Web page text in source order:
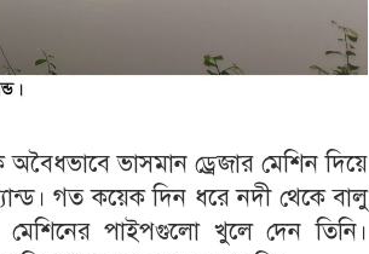
ভাসমান ড্রেজার মেশিন দিয়ে
গত কয়েক দিন ধরে নদী থেকে বালু
পাইপগুলো খুলে দেন তিনি।